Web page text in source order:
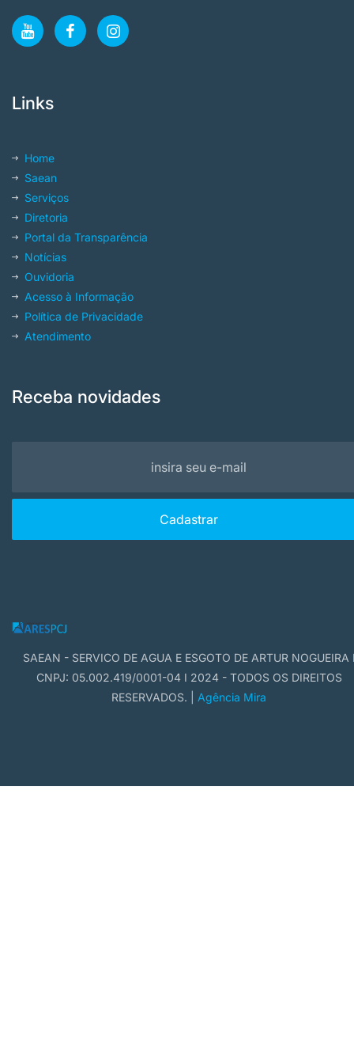
Links
Home
Saean
Serviços
Diretoria
Portal da Transparência
Notícias
Ouvidoria
Acesso à Informação
Política de Privacidade
Atendimento
Receba novidades
SAEAN - SERVICO DE AGUA E ESGOTO DE ARTUR NOGUEIRA
CNPJ: 05.002.419/0001-04 I 2024 - TODOS OS DIREITOS
RESERVADOS. | Agência Mira